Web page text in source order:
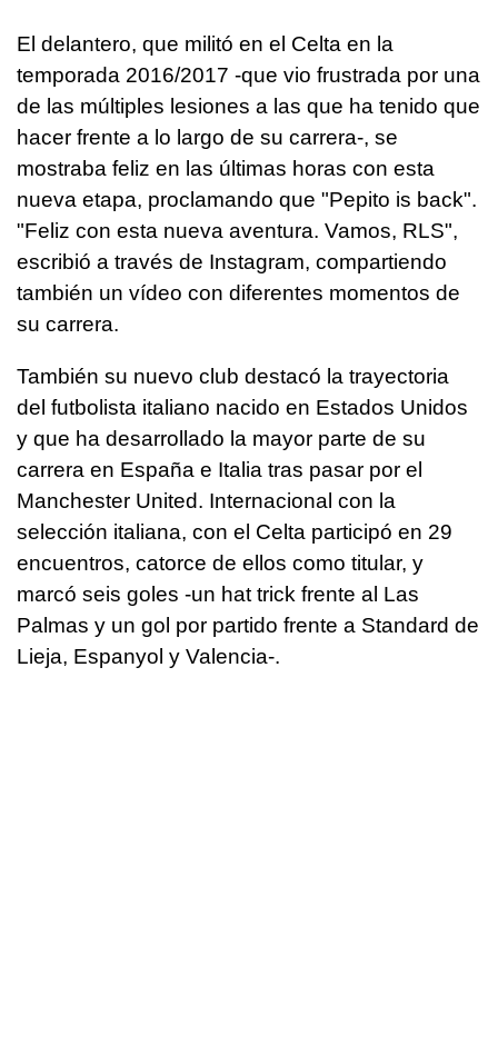
El delantero, que militó en el Celta en la
temporada 2016/2017 -que vio frustrada por una
de las múltiples lesiones a las que ha tenido que
hacer frente a lo largo de su carrera-, se
mostraba feliz en las últimas horas con esta
nueva etapa, proclamando que "Pepito is back".
"Feliz con esta nueva aventura. Vamos, RLS",
escribió a través de Instagram, compartiendo
también un vídeo con diferentes momentos de
su carrera.
También su nuevo club destacó la trayectoria
del futbolista italiano nacido en Estados Unidos
y que ha desarrollado la mayor parte de su
carrera en España e Italia tras pasar por el
Manchester United. Internacional con la
selección italiana, con el Celta participó en 29
encuentros, catorce de ellos como titular, y
marcó seis goles -un hat trick frente al Las
Palmas y un gol por partido frente a Standard de
Lieja, Espanyol y Valencia-.